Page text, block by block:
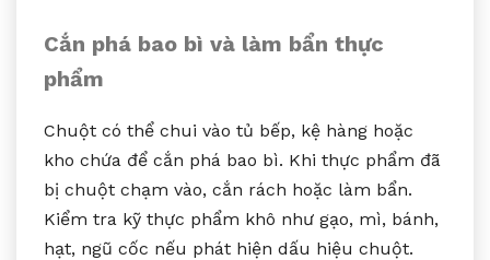
Cắn phá bao bì và làm bẩn thực
phẩm
Chuột có thể chui vào tủ bếp, kệ hàng hoặc
kho chứa để cắn phá bao bì. Khi thực phẩm đã
bị chuột chạm vào, cắn rách hoặc làm bẩn.
Kiểm tra kỹ thực phẩm khô như gạo, mì, bánh,
hạt, ngũ cốc nếu phát hiện dấu hiệu chuột.